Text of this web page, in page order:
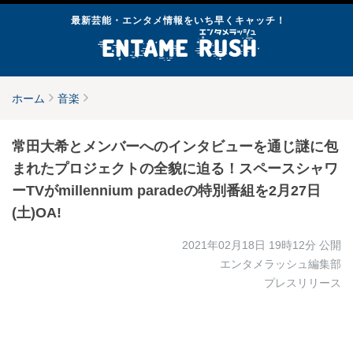
最新芸能・エンタメ情報をいち早くキャッチ！
ホーム 音楽
常田大希とメンバーへのインタビューを通じ謎に包
まれたプロジェクトの全貌に迫る！スペースシャワ
ーTVがmillennium paradeの特別番組を2月27日
(土)OA!
2021年02月18日 19時12分 公開
エンタメラッシュ編集部
プレスリリース